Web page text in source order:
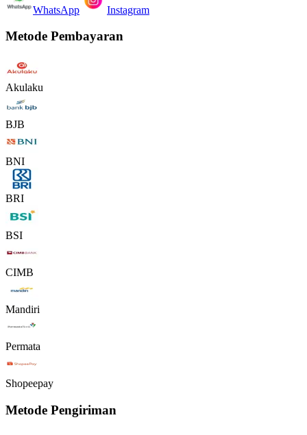
WhatsApp Instagram
Metode Pembayaran
Akulaku
BJB
BNI
BRI
BSI
CIMB
Mandiri
Permata
Shopeepay
Metode Pengiriman